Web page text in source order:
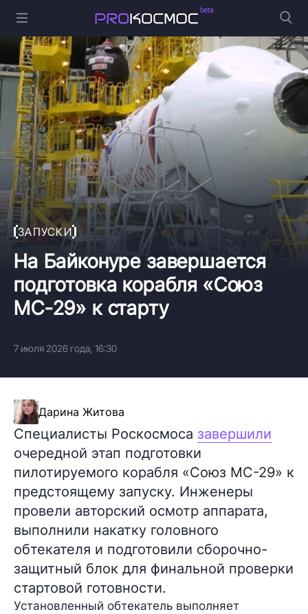
ЗАПУСКИ
На Байконуре завершается
подготовка корабля «Союз
МС-29» к старту
7 июля 2026 года, 16:30
Дарина Житова
Специалисты Роскосмоса завершили
очередной этап подготовки
пилотируемого корабля «Союз МС-29» к
предстоящему запуску. Инженеры
провели авторский осмотр аппарата,
выполнили накатку головного
обтекателя и подготовили сборочно-
защитный блок для финальной проверки
стартовой готовности.
Установленный обтекатель выполняет